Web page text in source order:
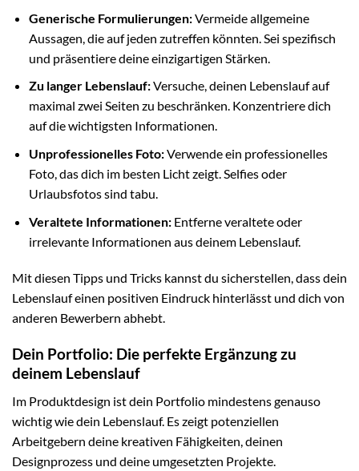
Generische Formulierungen:Vermeide allgemeine
Aussagen, die auf jeden zutreffen könnten. Sei spezifisch
und präsentiere deine einzigartigen Stärken.
Zu langer Lebenslauf:Versuche, deinen Lebenslauf auf
maximal zwei Seiten zu beschränken. Konzentriere dich
auf die wichtigsten Informationen.
Unprofessionelles Foto:Verwende ein professionelles
Foto, das dich im besten Licht zeigt. Selfies oder
Urlaubsfotos sind tabu.
Veraltete Informationen:Entferne veraltete oder
irrelevante Informationen aus deinem Lebenslauf.
Mit diesen Tipps und Tricks kannst du sicherstellen, dass dein
Lebenslauf einen positiven Eindruck hinterlässt und dich von
anderen Bewerbern abhebt.
Dein Portfolio: Die perfekte Ergänzung zu
deinem Lebenslauf
Im Produktdesign ist dein Portfolio mindestens genauso
wichtig wie dein Lebenslauf. Es zeigt potenziellen
Arbeitgebern deine kreativen Fähigkeiten, deinen
Designprozess und deine umgesetzten Projekte.